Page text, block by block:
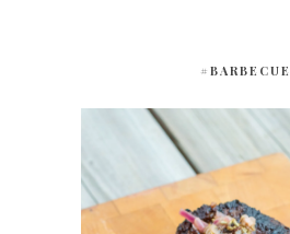
#BARBECUE